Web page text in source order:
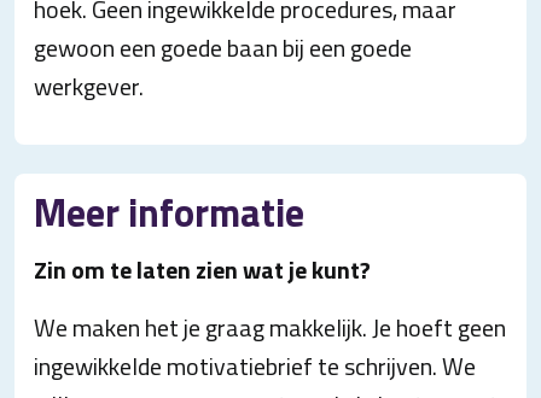
hoek. Geen ingewikkelde procedures, maar
gewoon een goede baan bij een goede
werkgever.
Meer informatie
Zin om te laten zien wat je kunt?
We maken het je graag makkelijk. Je hoeft geen
ingewikkelde motivatiebrief te schrijven. We